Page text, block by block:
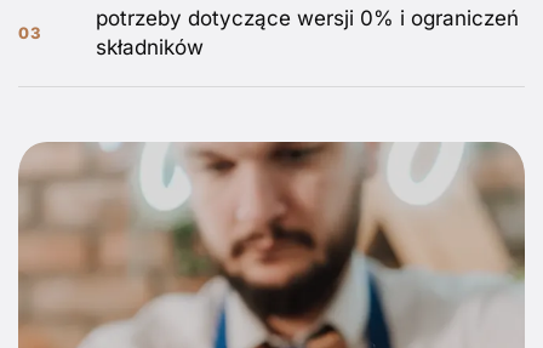
03
potrzeby dotyczące wersji 0% i ograniczeń
składników